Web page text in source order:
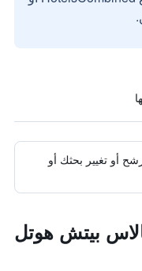
أو تغيير بحثك أو
بيتش هوتل